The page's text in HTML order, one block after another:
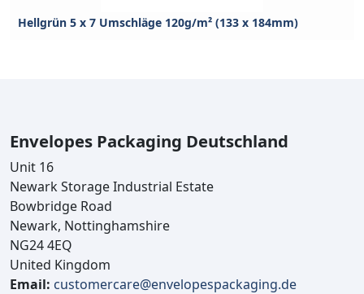
Hellgrün 5 x 7 Umschläge 120g/m² (133 x 184mm)
Envelopes Packaging Deutschland
Unit 16
Newark Storage Industrial Estate
Bowbridge Road
Newark, Nottinghamshire
NG24 4EQ
United Kingdom
Email: customercare@envelopespackaging.de